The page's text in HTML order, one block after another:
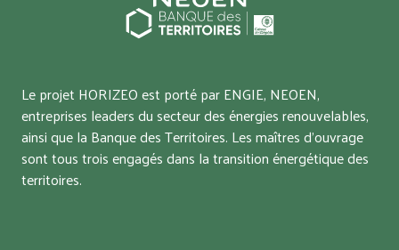
Le projet HORIZEO est porté par ENGIE, NEOEN,
entreprises leaders du secteur des énergies renouvelables,
ainsi que la Banque des Territoires. Les maîtres d’ouvrage
sont tous trois engagés dans la transition énergétique des
territoires.